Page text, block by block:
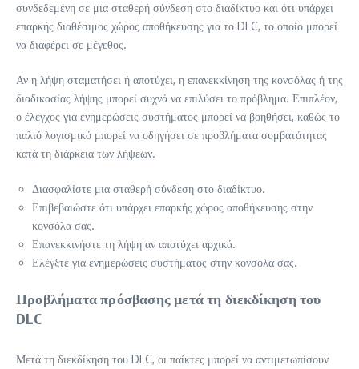
συνδεδεμένη σε μια σταθερή σύνδεση στο διαδίκτυο και ότι υπάρχει
επαρκής διαθέσιμος χώρος αποθήκευσης για το DLC, το οποίο μπορεί
να διαφέρει σε μέγεθος.
Αν η λήψη σταματήσει ή αποτύχει, η επανεκκίνηση της κονσόλας ή της
διαδικασίας λήψης μπορεί συχνά να επιλύσει το πρόβλημα. Επιπλέον,
ο έλεγχος για ενημερώσεις συστήματος μπορεί να βοηθήσει, καθώς το
παλιό λογισμικό μπορεί να οδηγήσει σε προβλήματα συμβατότητας
κατά τη διάρκεια των λήψεων.
Διασφαλίστε μια σταθερή σύνδεση στο διαδίκτυο.
Επιβεβαιώστε ότι υπάρχει επαρκής χώρος αποθήκευσης στην
κονσόλα σας.
Επανεκκινήστε τη λήψη αν αποτύχει αρχικά.
Ελέγξτε για ενημερώσεις συστήματος στην κονσόλα σας.
Προβλήματα πρόσβασης μετά τη διεκδίκηση του
DLC
Μετά τη διεκδίκηση του DLC, οι παίκτες μπορεί να αντιμετωπίσουν